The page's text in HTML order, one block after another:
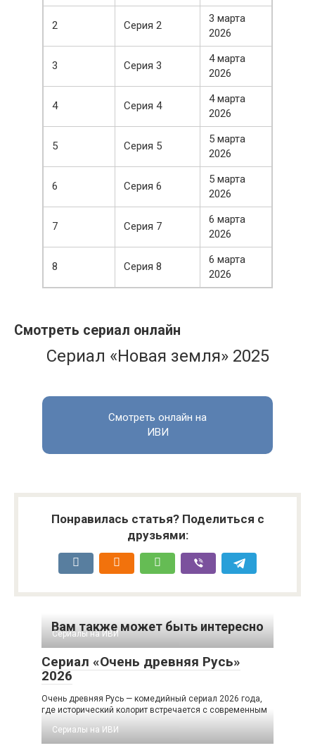
2 Серия 2
3 марта
2026
3 Серия 3
4 марта
2026
4 Серия 4
4 марта
2026
5 Серия 5
5 марта
2026
6 Серия 6
5 марта
2026
7 Серия 7
6 марта
2026
8 Серия 8
6 марта
2026
Смотреть сериал онлайн
Сериал «Новая земля» 2025
Смотреть онлайн на
ИВИ
Понравилась статья? Поделиться с
друзьями:
Вам также может быть интересно
Сериалы на ИВИ
Сериал «Очень древняя Русь»
2026
Очень древняя Русь — комедийный сериал 2026 года,
где исторический колорит встречается с современным
Сериалы на ИВИ